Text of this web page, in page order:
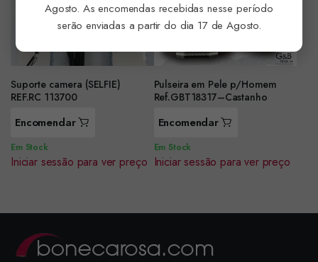
Suporte camera (SELFIE)
REF.RC 113700
Encomendar
Em Stock
Iniciar sessão para ver preço
Pulseira em Pele p/Homem
Ref.GBT18317–Castanho
Encomendar
Em Stock
Iniciar sessão para ver preço
Agosto. As encomendas recebidas nesse período
serão enviadas a partir do dia 17 de Agosto.